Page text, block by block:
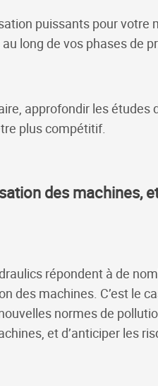
puissants pour votre
long de vos phases de
approfondir les études
plus compétitif.
des machines,
répondent à de
machines. C’est le
normes de
et d’anticiper les